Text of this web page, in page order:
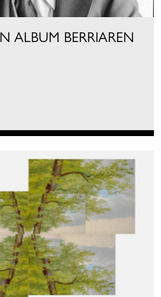
ALBUM BERRIAREN